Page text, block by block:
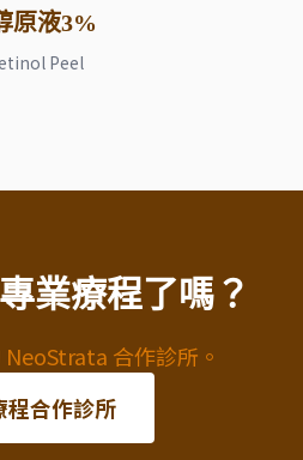
原液3%
Peel
業療程了嗎？
合作診所。
程合作診所